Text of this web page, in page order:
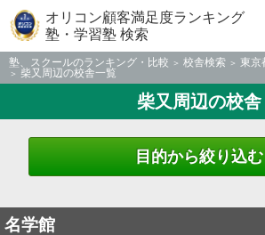
オリコン顧客満足度ランキング
塾・学習塾 検索
塾、スクールのランキング・比較 校舎検索
東京
柴又周辺の校舎一覧
柴又周辺の校舎
目的から絞り込む
名学館